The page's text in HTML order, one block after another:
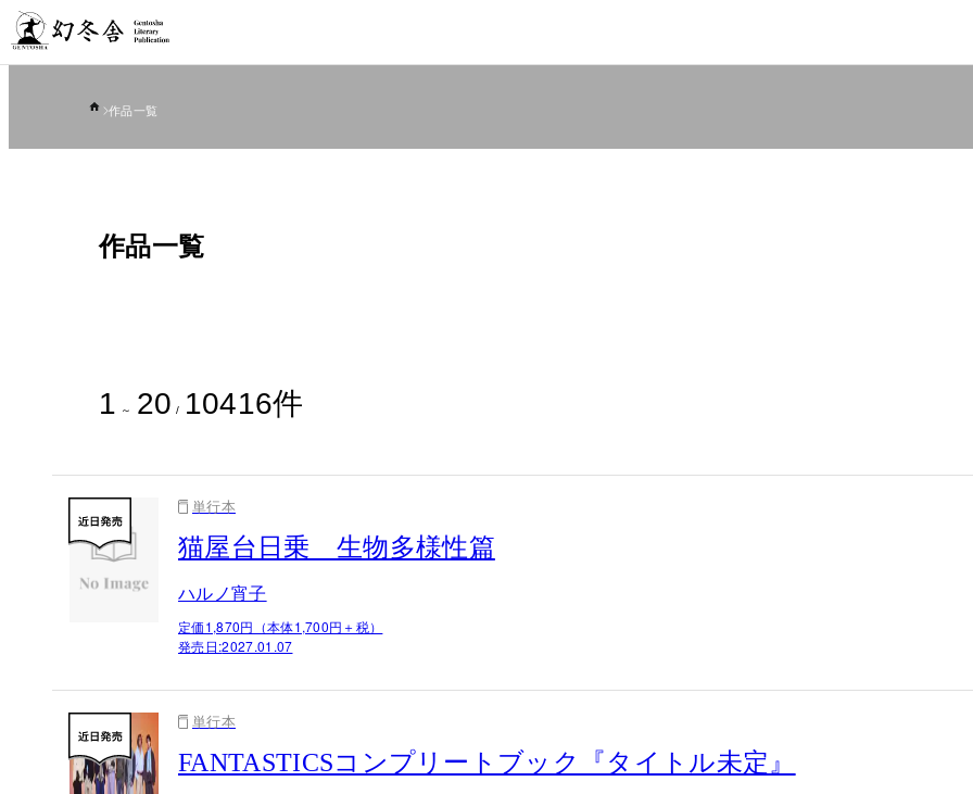
作品一覧
作品一覧
1 ～ 20 / 10416件
単行本
猫屋台日乗 生物多様性篇
ハルノ宵子
定価1,870円（本体1,700円＋税）
発売日:2027.01.07
単行本
FANTASTICSコンプリートブック『タイトル未定』